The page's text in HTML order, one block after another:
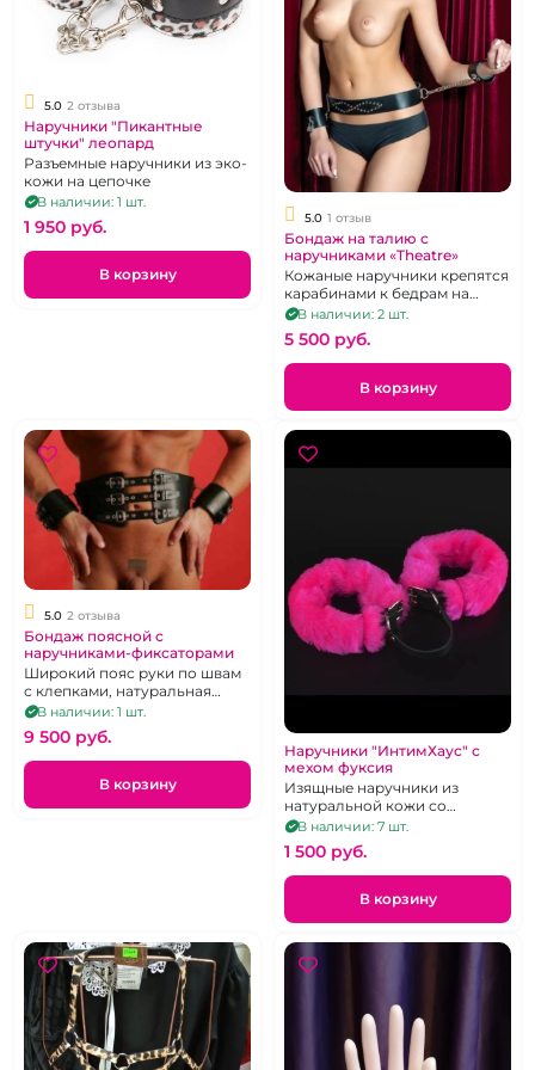
5.0 2 отзыва
Наручники "Пикантные
штучки" леопард
Разъемные наручники из эко-
кожи на цепочке
В наличии: 1 шт.
1 950 pуб.
В корзину
5.0 1 отзыв
Бондаж на талию с
наручниками «Theatre»
Кожаные наручники крепятся
карабинами к бедрам на
расстоянии 15 сантиметров
В наличии: 2 шт.
5 500 pуб.
В корзину
5.0 2 отзыва
Бондаж поясной с
наручниками-фиксаторами
Широкий пояс руки по швам
с клепками, натуральная
кожа
В наличии: 1 шт.
9 500 pуб.
В корзину
Наручники "ИнтимХаус" с
мехом фуксия
Изящные наручники из
натуральной кожи со
съёмным мехом цвета фуксии.
В наличии: 7 шт.
1 500 pуб.
В корзину